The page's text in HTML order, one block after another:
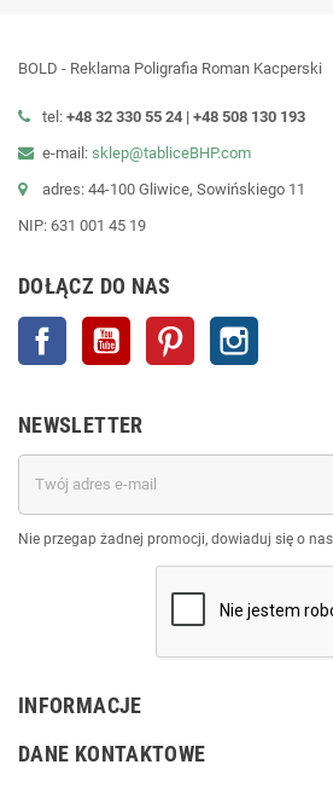
BOLD - Reklama Poligrafia Roman Kacperski
tel: +48 32 330 55 24 | +48 508 130 193
e-mail: sklep@tabliceBHP.com
adres: 44-100 Gliwice, Sowińskiego 11
NIP: 631 001 45 19
DOŁĄCZ DO NAS
Facebook YouTube Pinterest
NEWSLETTER
Nie przegap żadnej promocji, dowiaduj się o
INFORMACJE
DANE KONTAKTOWE